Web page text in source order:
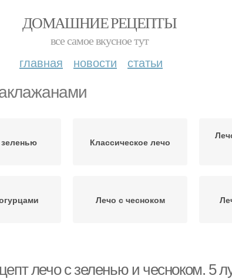
ДОМАШНИЕ РЕЦЕПТЫ
все самое вкусное тут
главная новости статьи
Классическое лечо
Лечо с чесноком
лечо с зеленью и чесноком. 5